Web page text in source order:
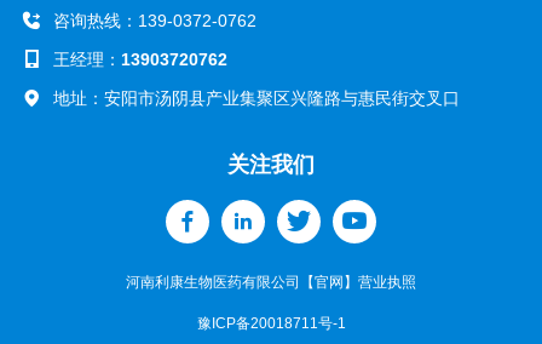
咨询热线：139-0372-0762
王经理： 13903720762
地址：安阳市汤阴县产业集聚区兴隆路与惠民街交叉口
关注我们
河南利康生物医药有限公司【官网】 营业执照
豫ICP备20018711号-1